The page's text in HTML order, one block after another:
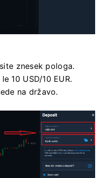
znesek pologa.
10 USD/10 EUR.
na državo.